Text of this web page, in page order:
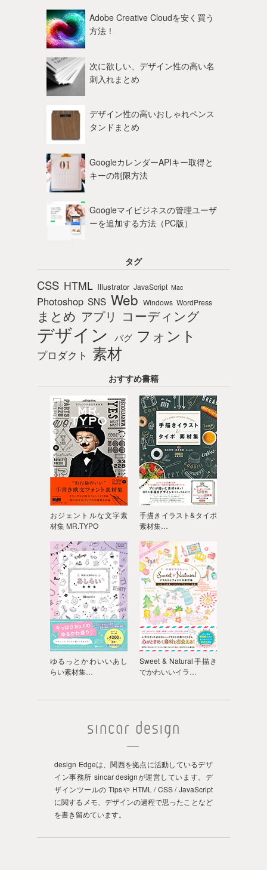
Adobe Creative Cloudを安く買う
方法！
次に欲しい、デザイン性の高い名
刺入れまとめ
デザイン性の高いおしゃれペンス
タンドまとめ
GoogleカレンダーAPIキー取得と
キーの制限方法
Googleマイビジネスの管理ユーザ
ーを追加する方法（PC版）
タグ
CSS HTML Illustrator JavaScript Mac
Photoshop SNS Web Windows WordPress
まとめ アプリ コーディング
デザイン バグ フォント
プロダクト 素材
おすすめ書籍
おジェントルな文字素
材集 MR.TYPO
手描きイラスト&タイポ
素材集…
ゆるっとかわいいあし
らい素材集…
Sweet & Natural手描き
でかわいいイラ…
design Edgeは、関西を拠点に活動しているデザ
イン事務所 sincar designが運営しています。デ
ザインツールの Tipsや HTML / CSS / JavaScript
に関するメモ、デザインの過程で思ったことなど
を書き留めています。